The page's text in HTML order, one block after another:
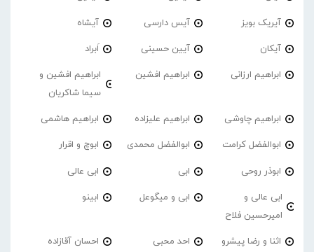
آیریک بویز آیس دارسی آیشاه
آیکان آیین حسینی اَبراد
ابراهیم ارزانی ابراهیم افشین
ابراهیم افشین و
سیما شاکریان
ابراهیم چاوشی ابراهیم علیزاده ابراهیم هاشمی
ابوالفضل کرامت ابوالفضل محمدی ابوچ و اقرار
ابوذر روحی ابی ابی عالی
ابی عالی و
امیرحسین فلاح
ابی و میگوعل ابینو
اثنا و رضا پیشرو احد محبی احسان آقازاده